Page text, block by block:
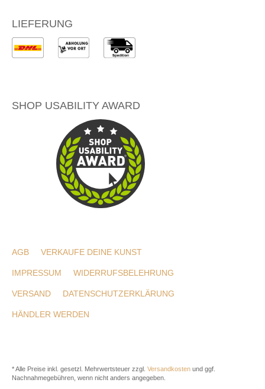
LIEFERUNG
SHOP USABILITY AWARD
AGB VERKAUFE DEINE KUNST
IMPRESSUM WIDERRUFSBELEHRUNG
VERSAND DATENSCHUTZERKLÄRUNG
HÄNDLER WERDEN
* Alle Preise inkl. gesetzl. Mehrwertsteuer zzgl. Versandkosten und ggf.
Nachnahmegebühren, wenn nicht anders angegeben.